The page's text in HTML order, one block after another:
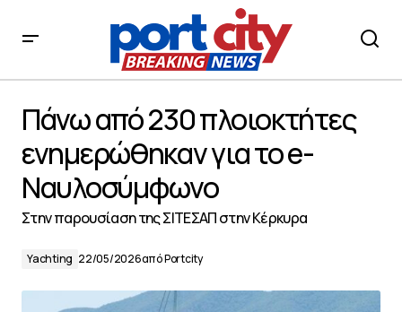
Ναυλοσύμφωνο
Πάνω από 230 πλοιοκτήτες
ενημερώθηκαν για το e-
Ναυλοσύμφωνο
Στην παρουσίαση της ΣΙΤΕΣΑΠ στην Κέρκυρα
Yachting 22/05/2026απόPortcity